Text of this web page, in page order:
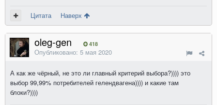
Цитата Наверх
oleg-gen 418
Опубликовано: 5 мая 2020
А как же чёрный, не это ли главный критерий выбора?)))) это
выбор 99,99% потребителей гелендвагена)))) и какие там
блоки?))))